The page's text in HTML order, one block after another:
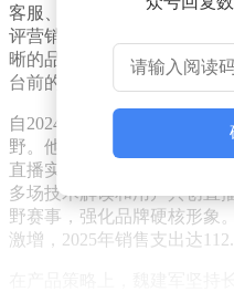
客服、巡店督战，并推动高
评营销团队存在"内容发散
晰的品牌认知。这种直面问
台前的转型形成鲜明对比。
自2024年起，这位传统车企
野。他重启沉寂13年的微博
直播实测，随后陆续入驻小
多场技术解读和用户共创直
野赛事，强化品牌硬核形象
激增，2025年销售支出达